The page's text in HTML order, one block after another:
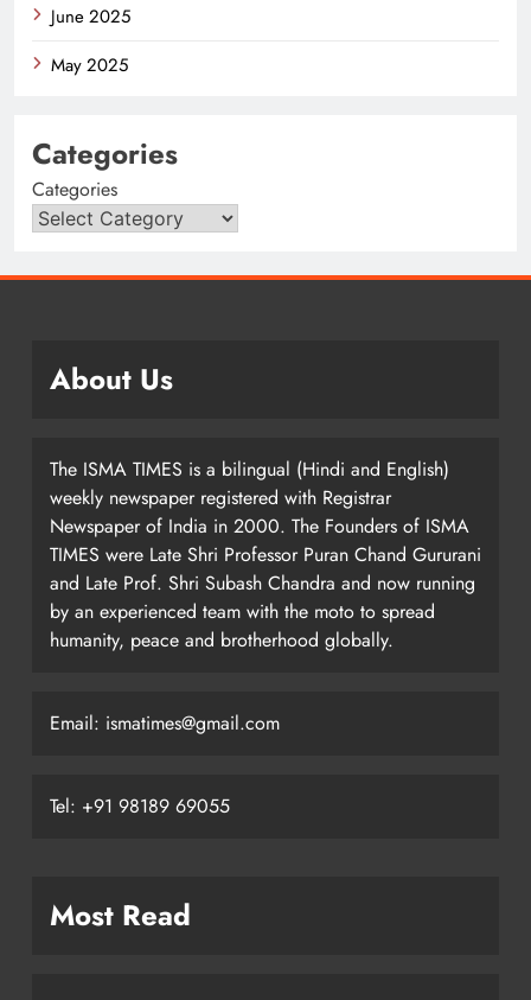
June 2025
May 2025
Categories
Categories
About Us
The ISMA TIMES is a bilingual (Hindi and English)
weekly newspaper registered with Registrar
Newspaper of India in 2000. The Founders of ISMA
TIMES were Late Shri Professor Puran Chand Gururani
and Late Prof. Shri Subash Chandra and now running
by an experienced team with the moto to spread
humanity, peace and brotherhood globally.
Email: ismatimes@gmail.com
Tel: +91 98189 69055
Most Read